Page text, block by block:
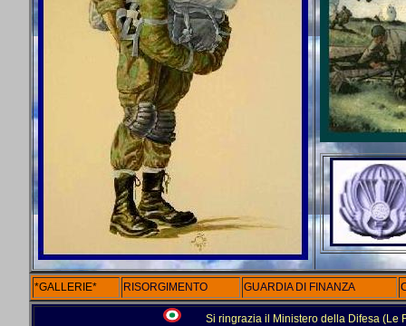
*GALLERIE* RISORGIMENTO GUARDIA DI FINANZA
Si ringrazia il Ministero della Difesa